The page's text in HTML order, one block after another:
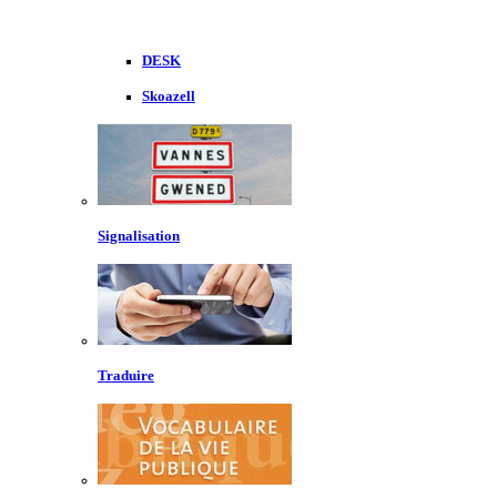
DESK
Skoazell
Signalisation
Traduire